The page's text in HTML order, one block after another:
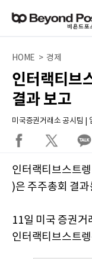
HOME > 경제
인터랙티브
결과 보고
미국증권거래소 공시팀 |
인터랙티브스트
)은 주주총회 결
11일 미국 증권
인터랙티브스트